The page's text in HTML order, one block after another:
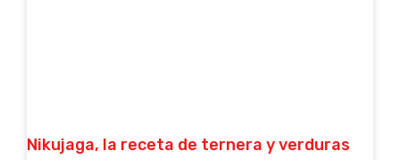
Nikujaga, la receta de ternera y verduras